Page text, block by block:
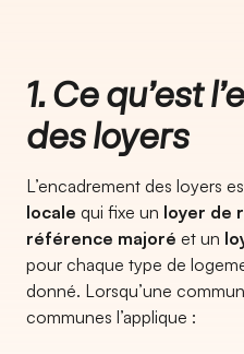
1. Ce qu’est
des loyers
L’encadrement des loyers
locale qui fixe un loyer de
référence majoré et un
pour chaque type de
donné. Lorsqu’une
communes l’applique :